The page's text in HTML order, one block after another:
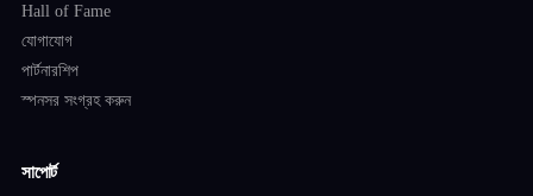
Hall of Fame
যোগাযোগ
পার্টনারশিপ
স্পনসর সংগ্রহ করুন
সাপোর্ট